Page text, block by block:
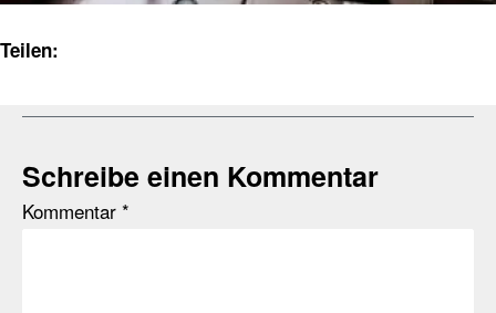
Teilen:
Schreibe einen Kommentar
Kommentar *